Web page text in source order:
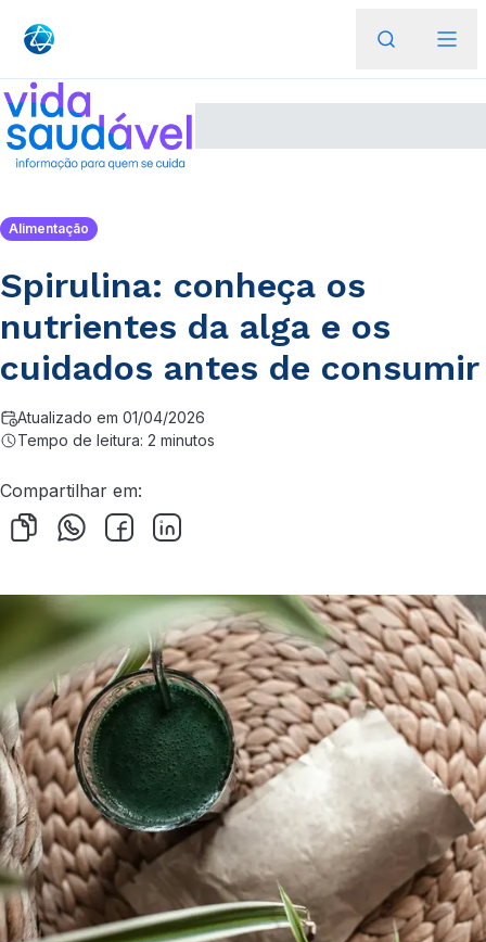
Alimentação
Spirulina: conheça os
nutrientes da alga e os
cuidados antes de consumir
Atualizado em 01/04/2026
Tempo de leitura: 2 minutos
Compartilhar em: